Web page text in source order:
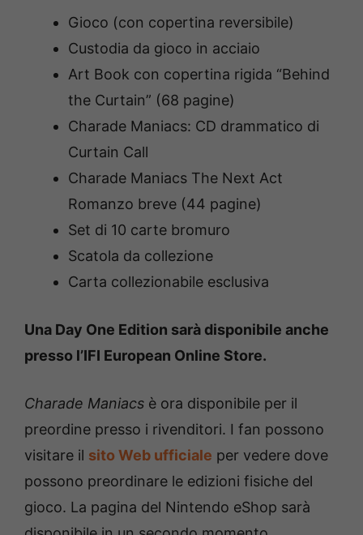
Gioco (con copertina reversibile)
Custodia da gioco in acciaio
Art Book con copertina rigida “Behind
the Curtain” (68 pagine)
Charade Maniacs: CD drammatico di
Curtain Call
Charade Maniacs The Next Act
Romanzo breve (44 pagine)
Set di 10 carte bromuro
Scatola da collezione
Carta collezionabile esclusiva
Una Day One Edition sarà disponibile anche
presso l’IFI European Online Store.
Charade Maniacs è ora disponibile per il
preordine presso i rivenditori. I fan possono
visitare il sito Web ufficiale per vedere dove
possono preordinare le edizioni fisiche del
gioco. La pagina del Nintendo eShop sarà